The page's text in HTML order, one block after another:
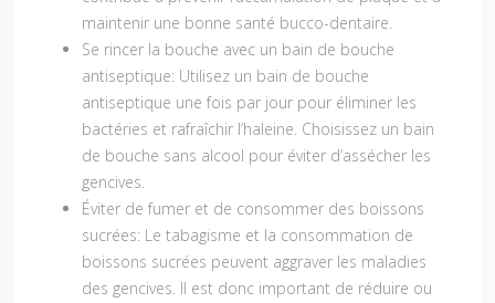
maintenir une bonne santé bucco-dentaire.
Se rincer la bouche avec un bain de bouche
antiseptique: Utilisez un bain de bouche
antiseptique une fois par jour pour éliminer les
bactéries et rafraîchir l’haleine. Choisissez un bain
de bouche sans alcool pour éviter d’assécher les
gencives.
Éviter de fumer et de consommer des boissons
sucrées: Le tabagisme et la consommation de
boissons sucrées peuvent aggraver les maladies
des gencives. Il est donc important de réduire ou